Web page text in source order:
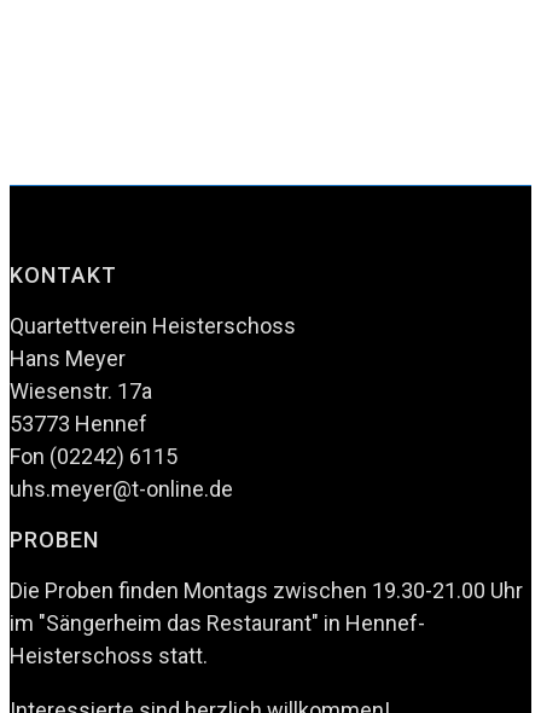
KONTAKT
Quartettverein Heisterschoss
Hans Meyer
Wiesenstr. 17a
53773 Hennef
Fon (02242) 6115
uhs.meyer@t-online.de
PROBEN
Die Proben finden Montags zwischen 19.30-21.00 Uhr
im "Sängerheim das Restaurant" in Hennef-
Heisterschoss statt.